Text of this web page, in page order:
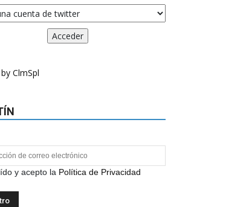
ClmSpl
y acepto la Política de Privacidad